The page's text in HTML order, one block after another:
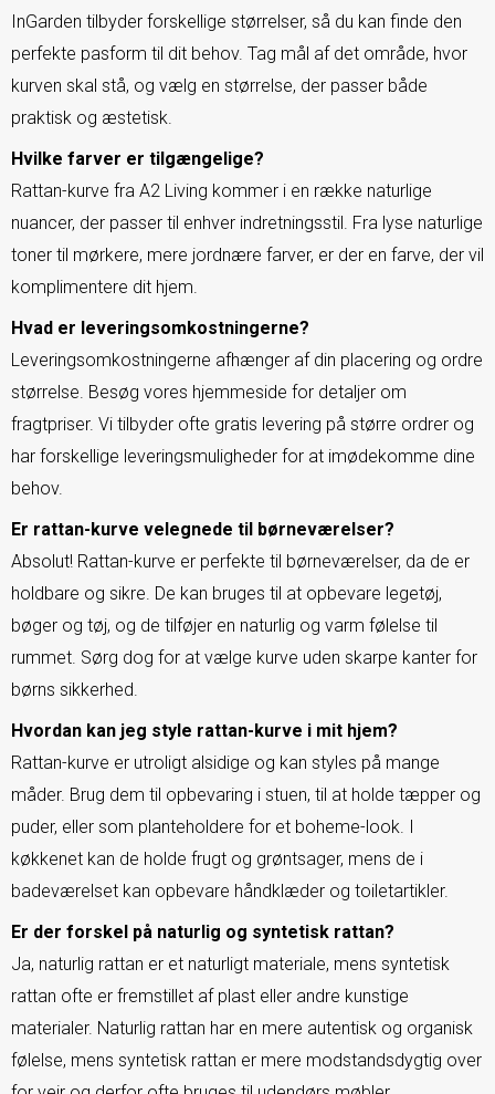
InGarden tilbyder forskellige størrelser, så du kan finde den
perfekte pasform til dit behov. Tag mål af det område, hvor
kurven skal stå, og vælg en størrelse, der passer både
praktisk og æstetisk.
Hvilke farver er tilgængelige?
Rattan-kurve fra A2 Living kommer i en række naturlige
nuancer, der passer til enhver indretningsstil. Fra lyse naturlige
toner til mørkere, mere jordnære farver, er der en farve, der vil
komplimentere dit hjem.
Hvad er leveringsomkostningerne?
Leveringsomkostningerne afhænger af din placering og ordre
størrelse. Besøg vores hjemmeside for detaljer om
fragtpriser. Vi tilbyder ofte gratis levering på større ordrer og
har forskellige leveringsmuligheder for at imødekomme dine
behov.
Er rattan-kurve velegnede til børneværelser?
Absolut! Rattan-kurve er perfekte til børneværelser, da de er
holdbare og sikre. De kan bruges til at opbevare legetøj,
bøger og tøj, og de tilføjer en naturlig og varm følelse til
rummet. Sørg dog for at vælge kurve uden skarpe kanter for
børns sikkerhed.
Hvordan kan jeg style rattan-kurve i mit hjem?
Rattan-kurve er utroligt alsidige og kan styles på mange
måder. Brug dem til opbevaring i stuen, til at holde tæpper og
puder, eller som planteholdere for et boheme-look. I
køkkenet kan de holde frugt og grøntsager, mens de i
badeværelset kan opbevare håndklæder og toiletartikler.
Er der forskel på naturlig og syntetisk rattan?
Ja, naturlig rattan er et naturligt materiale, mens syntetisk
rattan ofte er fremstillet af plast eller andre kunstige
materialer. Naturlig rattan har en mere autentisk og organisk
følelse, mens syntetisk rattan er mere modstandsdygtig over